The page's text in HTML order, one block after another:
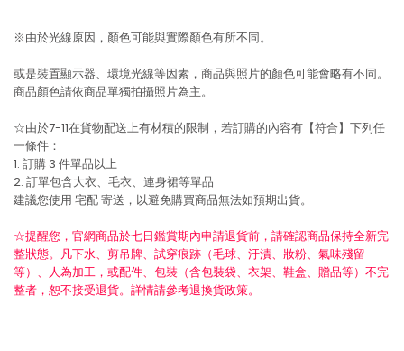
※由於光線原因，顏色可能與實際顏色有所不同。
或是裝置顯示器、環境光線等因素，商品與照片的顏色可能會略有不同。
商品顏色請依商品單獨拍攝照片為主。
☆由於7-11在貨物配送上有材積的限制，若訂購的內容有【符合】下列任
一條件：
1. 訂購 3 件單品以上
2. 訂單包含大衣、毛衣、連身裙等單品
建議您使用 宅配寄送，以避免購買商品無法如預期出貨。
☆提醒您，官網商品於七日鑑賞期內申請退貨前，請確認商品保持全新完
整狀態。凡下水、剪吊牌、試穿痕跡（毛球、汙漬、妝粉、氣味殘留
等）、人為加工，或配件、包裝（含包裝袋、衣架、鞋盒、贈品等）不完
整者，恕不接受退貨。詳情請參考退換貨政策。